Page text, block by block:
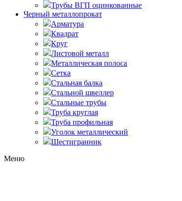
Трубы ВГП оцинкованные
Черный металлопрокат
Арматура
Квадрат
Круг
Листовой металл
Металлическая полоса
Сетка
Стальная балка
Стальной швеллер
Стальные трубы
Труба круглая
Труба профильная
Уголок металлический
Шестигранник
Меню